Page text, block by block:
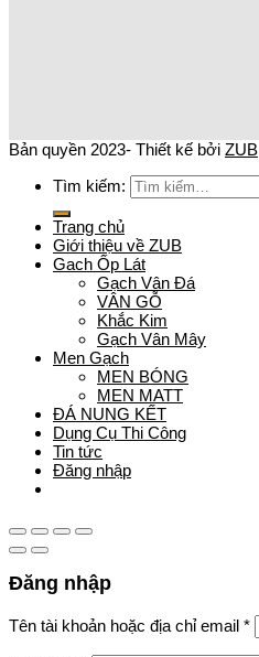
Bản quyền 2023- Thiết kế bởi ZUB
Tìm kiếm:
Trang chủ
Giới thiệu về ZUB
Gach Ốp Lát
Gạch Vân Đá
VÂN GỖ
Khắc Kim
Gạch Vân Mây
Men Gạch
MEN BÓNG
MEN MATT
ĐÁ NUNG KẾT
Dụng Cụ Thi Công
Tin tức
Đăng nhập
Đăng nhập
Tên tài khoản hoặc địa chỉ email *